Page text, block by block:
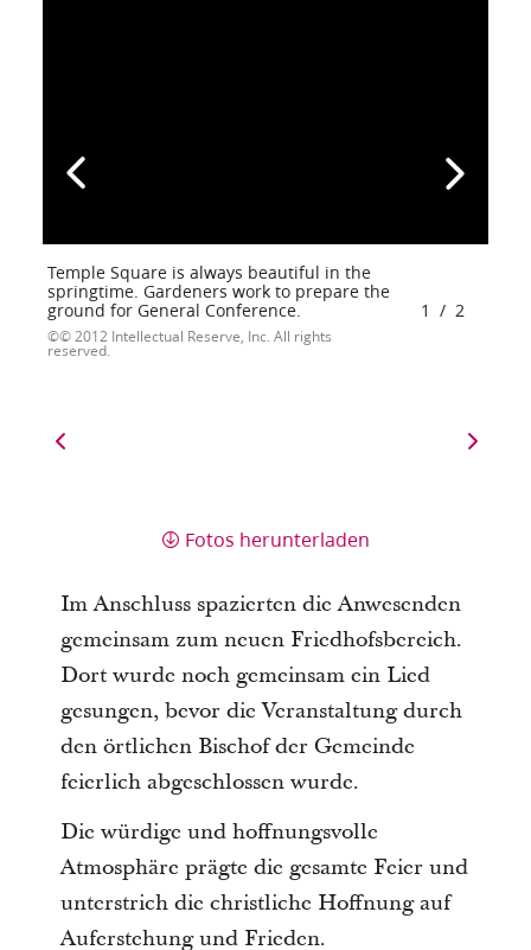
Temple Square is always beautiful in the
springtime. Gardeners work to prepare the
ground for General Conference.
© 2012 Intellectual Reserve, Inc. All rights
reserved.
1 / 2
Fotos herunterladen
Im Anschluss spazierten die Anwesenden
gemeinsam zum neuen Friedhofsbereich.
Dort wurde noch gemeinsam ein Lied
gesungen, bevor die Veranstaltung durch
den örtlichen Bischof der Gemeinde
feierlich abgeschlossen wurde.
Die würdige und hoffnungsvolle
Atmosphäre prägte die gesamte Feier und
unterstrich die christliche Hoffnung auf
Auferstehung und Frieden.